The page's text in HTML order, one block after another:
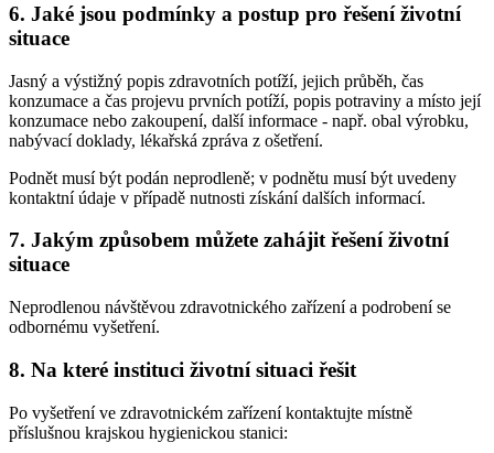
6. Jaké jsou podmínky a postup pro řešení životní
situace
Jasný a výstižný popis zdravotních potíží, jejich průběh, čas
konzumace a čas projevu prvních potíží, popis potraviny a místo její
konzumace nebo zakoupení, další informace - např. obal výrobku,
nabývací doklady, lékařská zpráva z ošetření.
Podnět musí být podán neprodleně; v podnětu musí být uvedeny
kontaktní údaje v případě nutnosti získání dalších informací.
7. Jakým způsobem můžete zahájit řešení životní
situace
Neprodlenou návštěvou zdravotnického zařízení a podrobení se
odbornému vyšetření.
8. Na které instituci životní situaci řešit
Po vyšetření ve zdravotnickém zařízení kontaktujte místně
příslušnou krajskou hygienickou stanici: